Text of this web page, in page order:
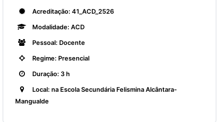
Acreditação: 41_ACD_2526
Modalidade: ACD
Pessoal: Docente
Regime: Presencial
Duração: 3 h
Local: na Escola Secundária Felismina Alcântara-
Mangualde